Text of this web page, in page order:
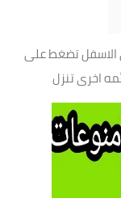
الاسفل تضغط على
اخرى تنزل